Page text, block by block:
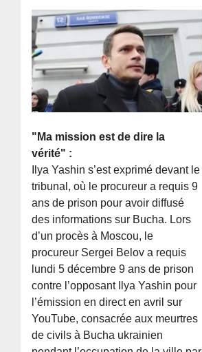
"Ma mission est de dire la
vérité" :
Ilya Yashin s’est exprimé devant le
tribunal, où le procureur a requis 9
ans de prison pour avoir diffusé
des informations sur Bucha. Lors
d’un procès à Moscou, le
procureur Sergei Belov a requis
lundi 5 décembre 9 ans de prison
contre l’opposant Ilya Yashin pour
l’émission en direct en avril sur
YouTube, consacrée aux meurtres
de civils à Bucha ukrainien